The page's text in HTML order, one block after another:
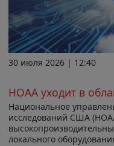
30 июля 2026 | 12:40
НОАА уходит в
Национальное
исследований США
локального